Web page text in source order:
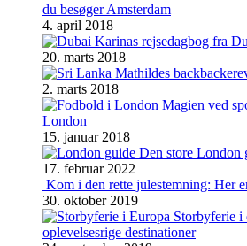
du besøger Amsterdam
4. april 2018
Karinas rejsedagbog fra
20. marts 2018
Mathildes
2. marts 2018
Magien ved
London
15. januar 2018
Den store
17. februar 2022
Kom i den rette julestemning: Her
30. oktober 2019
Storbyferie i
oplevelsesrige destinationer